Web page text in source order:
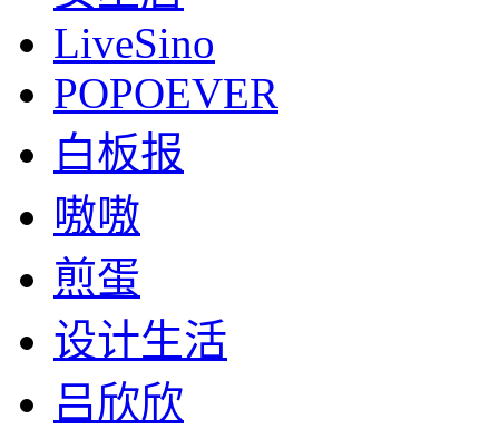
LiveSino
POPOEVER
白板报
嗷嗷
煎蛋
设计生活
吕欣欣